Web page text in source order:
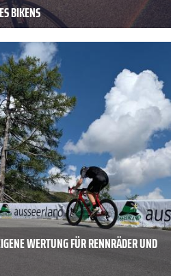
BIKENS
WERTUNG FÜR RENNRÄDER UND